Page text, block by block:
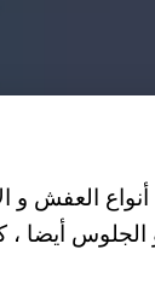
العفش و
أيضا ،